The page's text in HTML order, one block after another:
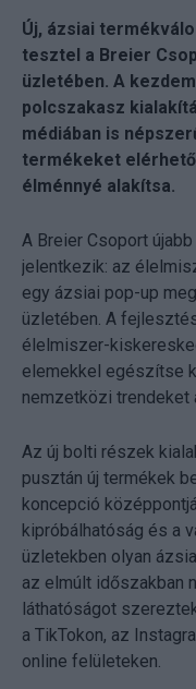
Új, ázsiai
tesztel a Breier
üzletében. A
polcszakasz
médiában is
termékeket
élménnyé alakítsa.
A Breier Csoport
jelentkezik: az
egy ázsiai pop-up
üzletében. A
élelmiszer-
elemekkel egészítse
nemzetközi trendeket
Az új bolti részek
pusztán új termékek
koncepció
kipróbálhatóság és a
üzletekben olyan
az elmúlt időszakban
láthatóságot
a TikTokon, az
online felületeken.